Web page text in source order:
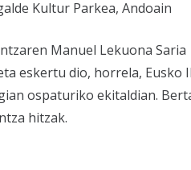
Kultur Parkea, Andoain
Manuel Lekuona Saria
eskertu dio, horrela, Eusko
ospaturiko ekitaldian.
hitzak.